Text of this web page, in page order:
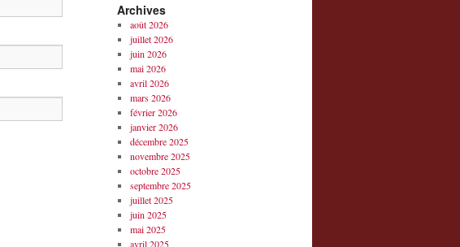
Archives
août 2026
juillet 2026
juin 2026
mai 2026
avril 2026
mars 2026
février 2026
janvier 2026
décembre 2025
novembre 2025
octobre 2025
septembre 2025
juillet 2025
juin 2025
mai 2025
avril 2025